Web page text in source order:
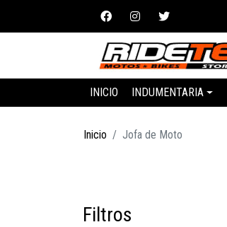
INICIO INDUMENTARIA
Inicio Jofa de Moto
Filtros